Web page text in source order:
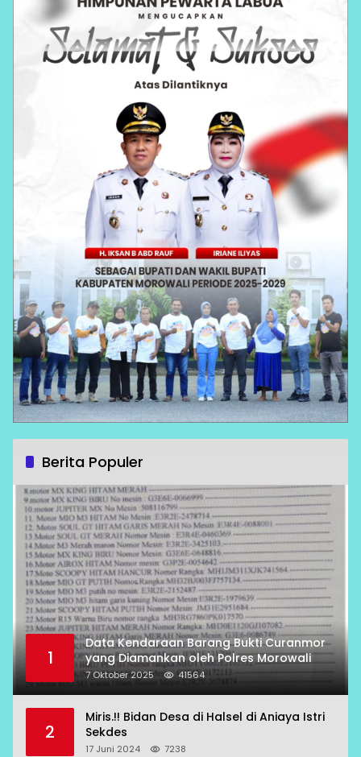
Berita Populer
1
Data Kendaraan Barang Bukti Curanmor
yang Diamankan oleh Polres Morowali
7 Oktober 2025 41564
2
Miris.!! Bidan Desa di Halsel di Aniaya Istri
Sekdes
17 Juni 2024 7238